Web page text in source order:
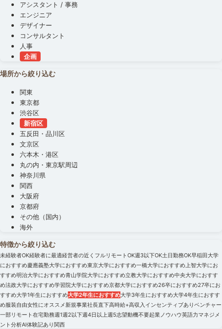
アシスタント / 事務
エンジニア
デザイナー
コンサルタント
人事
企画
場所から絞り込む
関東
東京都
渋谷区
新宿区
五反田・品川区
文京区
六本木・港区
丸の内・東京駅周辺
神奈川県
関西
大阪府
京都府
その他（国内）
海外
特徴から絞り込む
未経験者OK経験者に最適経営者の近く フルリモートOK週3以下OK土日勤務OK早稲田大学
におすすめ慶應義塾大学におすすめ東京大学におすすめ一橋大学におすすめ上智大学にお
すすめ明治大学におすすめ青山学院大学におすすめ立教大学におすすめ中央大学におすす
め法政大学におすすめ学習院大学におすすめ京都大学におすすめ26卒におすすめ27卒にお
すすめ大学1年生におすすめ大学2年生におすすめ大学3年生におすすめ大学4年生におすす
め服装自由女性にオススメ新規事業社長直下高時給+高収入 インセンティブありベンチャー
一部リモート在宅勤務週1週2以下週4日以上週5志望動機不要起業ノウハウ英語力マネジメ
ント分析AI体験記あり関西